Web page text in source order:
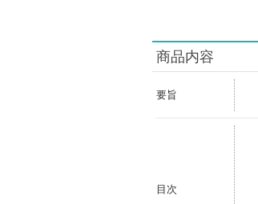
商品内容
要旨
目次